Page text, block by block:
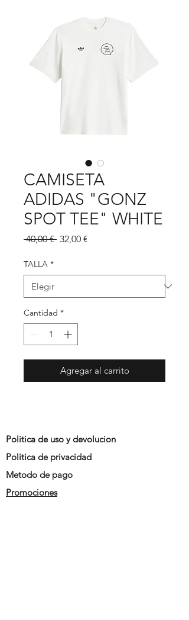
CAMISETA
ADIDAS "GONZ
SPOT TEE" WHITE
40,00 € Precio
32,00 €
TALLA *
Cantidad *
Agregar al carrito
Politica de uso y devolucion
Politica de privacidad
Metodo de pago
Promociones